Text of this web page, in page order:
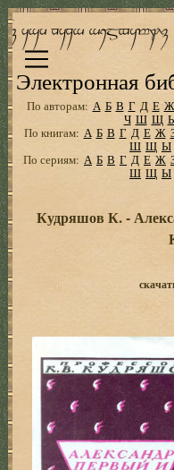
Электронная
По авторам: А Б В Г Д Е Ж
Ч Ш Щ
По книгам: А Б В Г Д Е Ж
Ш Щ Ы
По сериям: А Б В Г Д Е Ж
Ш Щ Ы
Кудряшов К. -